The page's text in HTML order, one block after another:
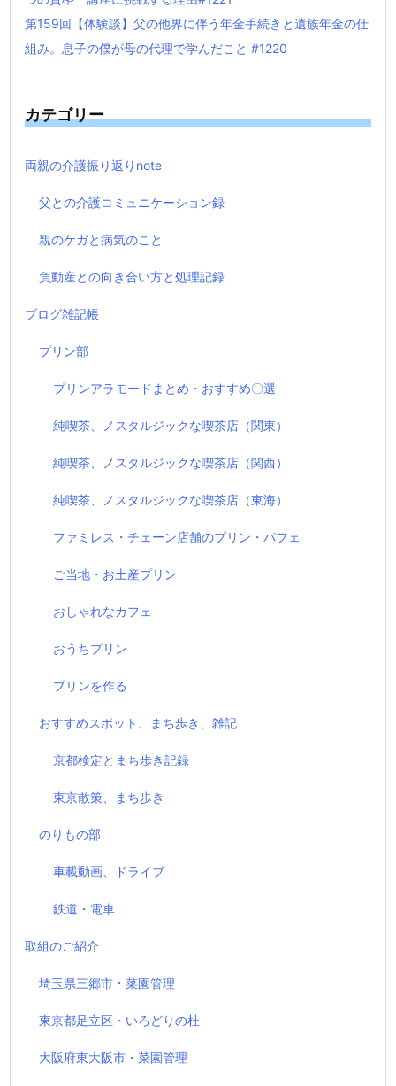
第159回【体験談】父の他界に伴う年金手続きと遺族年金の仕
組み。息子の僕が母の代理で学んだこと #1220
カテゴリー
両親の介護振り返りnote
父との介護コミュニケーション録
親のケガと病気のこと
負動産との向き合い方と処理記録
ブログ雑記帳
プリン部
プリンアラモードまとめ・おすすめ〇選
純喫茶、ノスタルジックな喫茶店（関東）
純喫茶、ノスタルジックな喫茶店（関西）
純喫茶、ノスタルジックな喫茶店（東海）
ファミレス・チェーン店舗のプリン・パフェ
ご当地・お土産プリン
おしゃれなカフェ
おうちプリン
プリンを作る
おすすめスポット、まち歩き、雑記
京都検定とまち歩き記録
東京散策、まち歩き
のりもの部
車載動画、ドライブ
鉄道・電車
取組のご紹介
埼玉県三郷市・菜園管理
東京都足立区・いろどりの杜
大阪府東大阪市・菜園管理